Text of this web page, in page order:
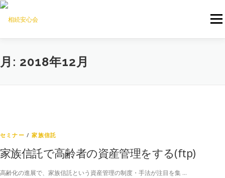
コ
へ
ス
メニ
ご相談について 当会について
M&Aコンサルティング
月: 2018年12月
セミナー /家族信託
家族信託で高齢者の資産管理をする(ftp)
高齢化の進展で、家族信託という資産管理の制度・手法が注目を集 …